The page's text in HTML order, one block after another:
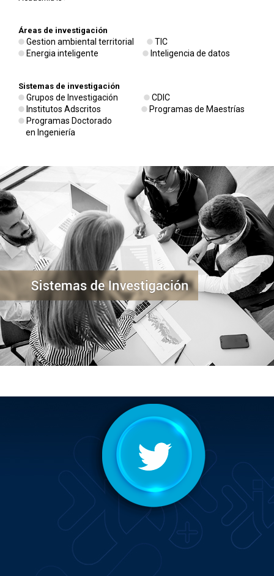
Áreas de investigación
Gestion ambiental territorial
TIC
Energia inteligente
Inteligencia de datos
Sistemas de investigación
Grupos de Investigación
CDIC
Institutos Adscritos
Programas de Maestrías
Programas Doctorado
en Ingeniería